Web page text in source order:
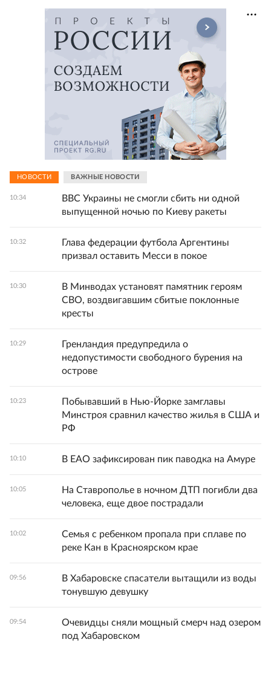
НОВОСТИ ВАЖНЫЕ НОВОСТИ
10:34
ВВС Украины не смогли сбить ни одной
выпущенной ночью по Киеву ракеты
10:32
Глава федерации футбола Аргентины
призвал оставить Месси в покое
10:30
В Минводах установят памятник героям
СВО, воздвигавшим сбитые поклонные
кресты
10:29
Гренландия предупредила о
недопустимости свободного бурения на
острове
10:23
Побывавший в Нью-Йорке замглавы
Минстроя сравнил качество жилья в США и
РФ
10:10 В ЕАО зафиксирован пик паводка на Амуре
10:05
На Ставрополье в ночном ДТП погибли два
человека, еще двое пострадали
10:02
Семья с ребенком пропала при сплаве по
реке Кан в Красноярском крае
09:56
В Хабаровске спасатели вытащили из воды
тонувшую девушку
09:54
Очевидцы сняли мощный смерч над озером
под Хабаровском